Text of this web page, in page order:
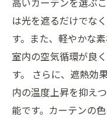
は光を遮るだけでな
す。また、軽やかな
室内の空気循環が良
す。 さらに、遮熱効
内の温度上昇を抑え
能です。カーテンの